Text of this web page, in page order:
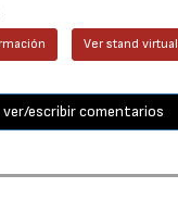
Ver stand virtual
ver/escribir comentarios